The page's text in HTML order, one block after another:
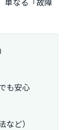
も安心
ど）